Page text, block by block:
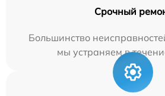
Срочный
Большинство
мы устраняем в